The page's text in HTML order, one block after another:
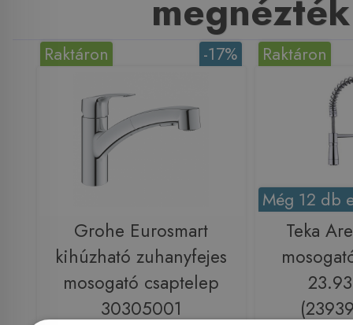
megnézték
-17%
Raktáron
Grohe Eurosmart
kihúzható zuhanyfejes
mosogató csaptelep
30305001
Raktáron
Még 12 db
Teka